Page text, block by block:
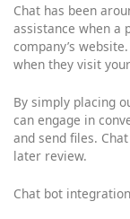
Chat has been
assistance when a
company’s
when they visit
By simply placing
can engage in
and send files.
later review.
Chat bot